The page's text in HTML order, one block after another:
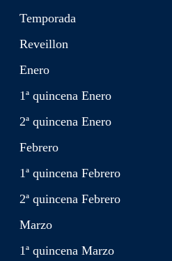
Temporada
Reveillon
Enero
1ª quincena Enero
2ª quincena Enero
Febrero
1ª quincena Febrero
2ª quincena Febrero
Marzo
1ª quincena Marzo